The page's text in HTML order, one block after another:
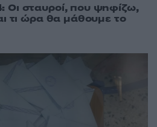
σταυροί, που ψηφίζω,
τι ώρα θα μάθουμε το